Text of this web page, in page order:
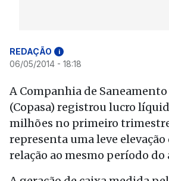
REDAÇÃO i
06/05/2014 - 18:18
A Companhia de
(Copasa) registrou lucro
milhões no primeiro trimestre
representa uma leve elevação
relação ao mesmo período do